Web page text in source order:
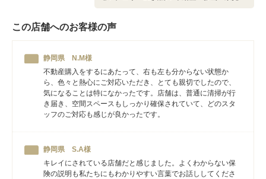
この店舗へのお客様の声
静岡県 N.M様
不動産購入をするにあたって、右も左も分からない状態か
ら、色々と熱心にご対応いただき、とても親切でしたので、
気になることは特になかったです。店舗は、普通に清掃が行
き届き、空間スペースもしっかり確保されていて、どのスタ
ッフのご対応も感じが良かったです。
静岡県 S.A様
キレイにされている店舗だと感じました。よくわからない保
険の説明も私たちにもわかりやすい言葉でお話ししてくださ